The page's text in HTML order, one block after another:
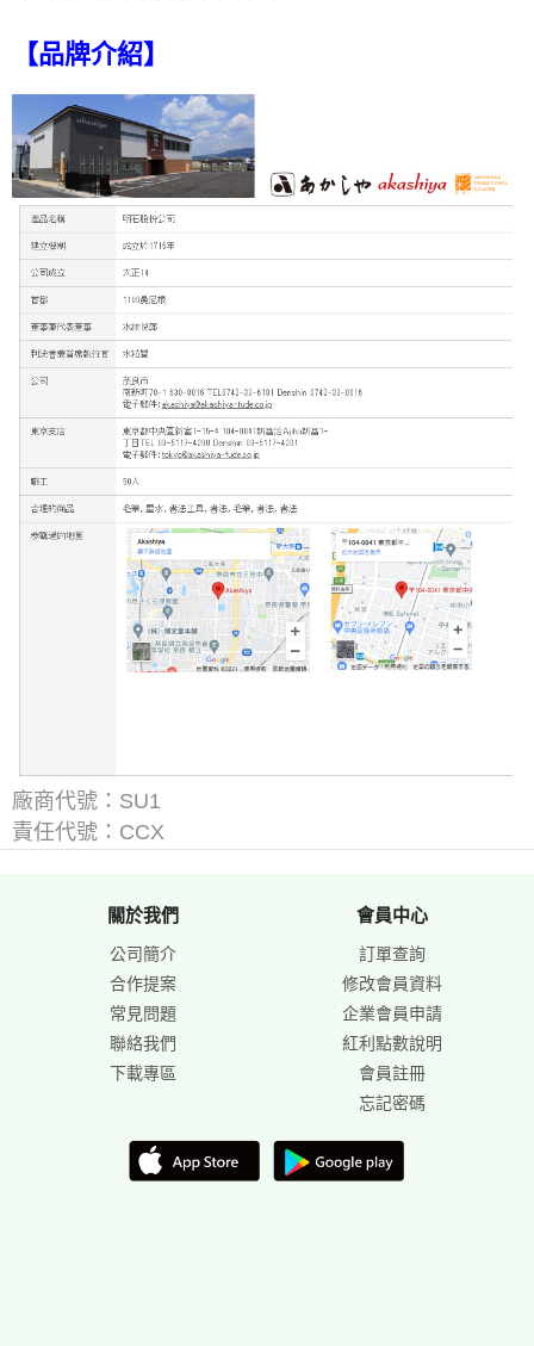
【品牌介紹】
廠商代號：SU1
責任代號：CCX
關於我們
公司簡介
合作提案
常見問題
聯絡我們
下載專區
會員中心
訂單查詢
修改會員資料
企業會員申請
紅利點數說明
會員註冊
忘記密碼